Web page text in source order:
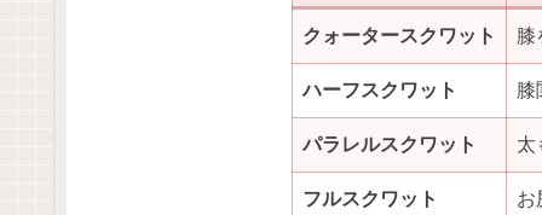
クォータースクワット 膝
ハーフスクワット 膝
パラレルスクワット 太
フルスクワット お